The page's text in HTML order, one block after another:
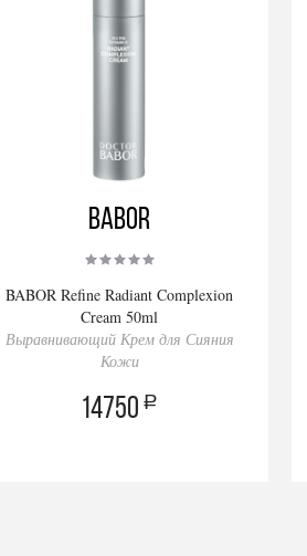
BABOR
BABOR Refine Radiant Complexion
Cream 50ml
Выравнивающий Крем для Сияния
Кожи
14750 a